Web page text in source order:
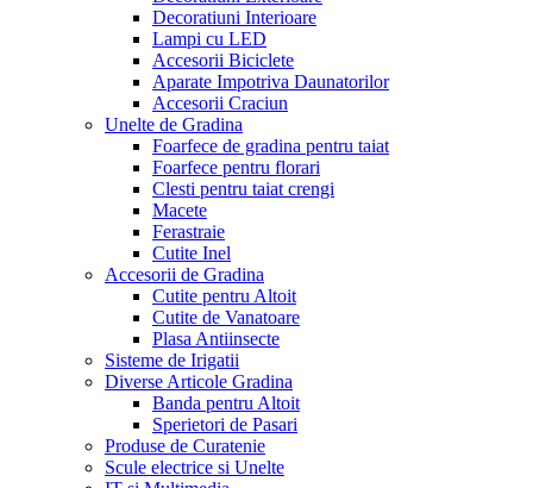
Decoratiuni Interioare
Lampi cu LED
Accesorii Biciclete
Aparate Impotriva Daunatorilor
Accesorii Craciun
Unelte de Gradina
Foarfece de gradina pentru taiat
Foarfece pentru florari
Clesti pentru taiat crengi
Macete
Ferastraie
Cutite Inel
Accesorii de Gradina
Cutite pentru Altoit
Cutite de Vanatoare
Plasa Antiinsecte
Sisteme de Irigatii
Diverse Articole Gradina
Banda pentru Altoit
Sperietori de Pasari
Produse de Curatenie
Scule electrice si Unelte